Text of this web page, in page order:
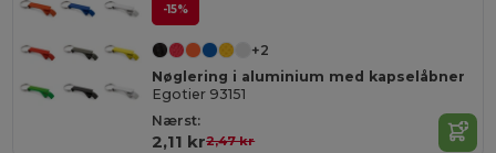
-15%
+2
Nøglering i aluminium med kapselåbner
Egotier 93151
Nærst:
2,11 kr2,47 kr